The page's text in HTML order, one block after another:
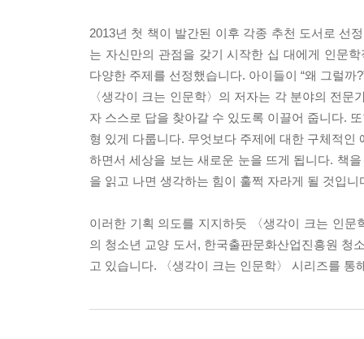
2013년 첫 책이 발간된 이후 각종 추천 도서로 선
는 자신만의 관점을 갖기 시작한 십 대에게 인문
다양한 주제를 선정했습니다. 아이들이 “왜 그럴
〈생각이 크는 인문학〉의 저자는 각 분야의 전
자 스스로 답을 찾아갈 수 있도록 이끌어 줍니다.
형 있게 다룹니다. 무엇보다 주제에 대한 구체적
하면서 세상을 보는 새로운 눈을 뜨게 됩니다. 책
을 읽고 나면 생각하는 힘이 훌쩍 자라게 될 것입니
이러한 기획 의도를 지지하듯 〈생각이 크는 인
의 청소년 교양 도서, 한국출판문화산업진흥원 청
고 있습니다. 〈생각이 크는 인문학〉 시리즈를